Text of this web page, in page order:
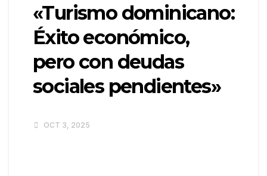
«Turismo dominicano:
Éxito económico,
pero con deudas
sociales pendientes»
OCT 3, 2025